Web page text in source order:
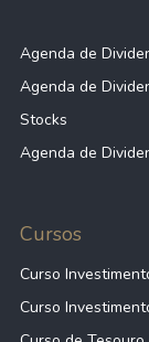
Agenda de
Agenda de
Stocks
Agenda de
Cursos
Curso
Curso